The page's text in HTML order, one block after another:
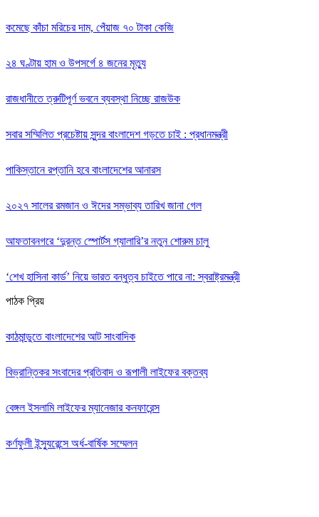
কমেছে কাঁচা মরিচের দাম, পেঁয়াজ ৭০ টাকা কেজি
২৪ ঘণ্টায় হাম ও উপসর্গে ৪ জনের মৃত্যু
রাজধানীতে ত্রুটিপূর্ণ ভবনে ব্যবস্থা নিচ্ছে রাজউক
সবার সম্মিলিত প্রচেষ্টায় সুন্দর বাংলাদেশ গড়তে চাই : প্রধানমন্ত্রী
পাকিস্তানে রপ্তানি হবে বাংলাদেশের আনারস
২০২৭ সালের রমজান ও ঈদের সম্ভাব্য তারিখ জানা গেল
আফতাবনগরে ‘দুরন্ত স্পোর্টস গ্যালারি’র নতুন শোরুম চালু
‘শেখ হাসিনা কার্ড’ নিয়ে ভারত বন্ধুত্ব চাইতে পারে না: স্বরাষ্ট্রমন্ত্রী
পাঠক প্রিয়
কাঠমান্ডুতে বাংলাদেশের আট সাংবাদিক
বিভ্রান্তিকর সংবাদের প্রতিবাদ ও রূপালী লাইফের বক্তব্য
বেঙ্গল ইসলামি লাইফের ম্যানেজার কনফারেন্স
কর্ণফুলী ইন্স্যুরেন্সে অর্ধ-বার্ষিক সম্মেলন